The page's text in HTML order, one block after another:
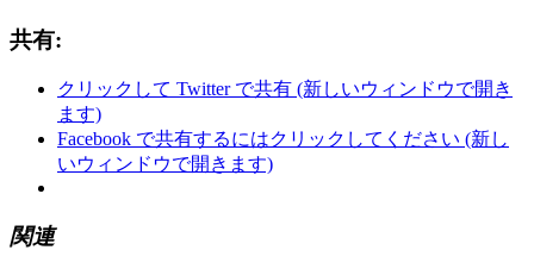
共有:
クリックして Twitter で共有 (新しいウィンドウで開き
ます)
Facebook で共有するにはクリックしてください (新し
いウィンドウで開きます)
関連